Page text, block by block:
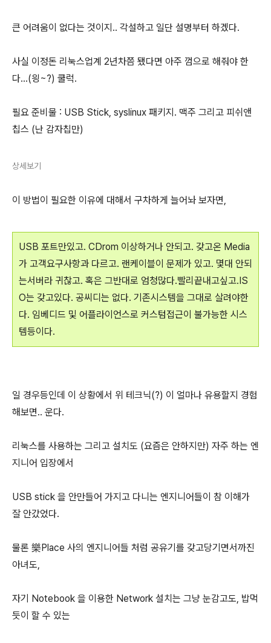
큰 어려움이 없다는 것이지.. 각설하고 일단 설명부터 하겠다.
사실 이정돈 리눅스업계 2년차쯤 됐다면 아주 껌으로 해줘야 한
다...(읭~?) 쿨럭.
필요 준비물 : USB Stick, syslinux 패키지. 맥주 그리고 피쉬앤
칩스 (난 감자칩만)
상세보기
이 방법이 필요한 이유에 대해서 구차하게 늘어놔 보자면,
USB 포트만있고. CDrom 이상하거나 안되고. 갖고온 Media
가 고객요구사항과 다르고. 랜케이블이 문제가 있고. 몇대 안되
는서버라 귀찮고. 혹은 그반대로 엄청많다.빨리끝내고싶고.IS
O는 갖고있다. 공씨디는 없다. 기존시스템을 그대로 살려야한
다. 임베디드 및 어플라이언스로 커스텀접근이 불가능한 시스
템등이다.
일 경우등인데 이 상황에서 위 테크닉(?) 이 얼마나 유용할지 경험
해보면.. 운다.
리눅스를 사용하는 그리고 설치도 (요즘은 안하지만) 자주 하는 엔
지니어 입장에서
USB stick 을 안만들어 가지고 다니는 엔지니어들이 참 이해가
잘 안갔었다.
물론 樂Place 사의 엔지니어들 처럼 공유기를 갖고당기면서까진
아녀도,
자기 Notebook 을 이용한 Network 설치는 그냥 눈감고도, 밥먹
듯이 할 수 있는